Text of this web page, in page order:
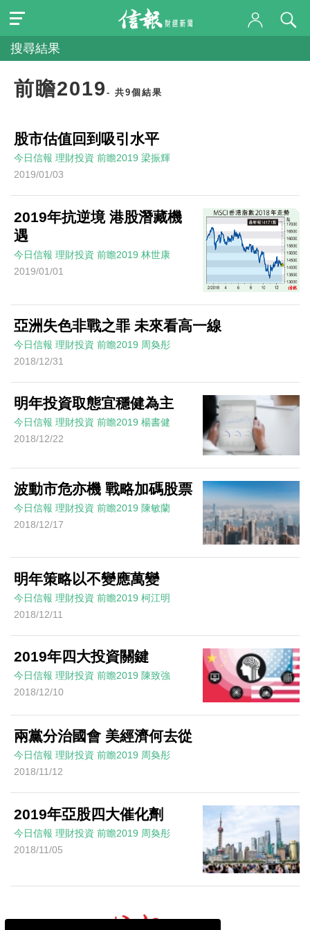
搜尋結果
前瞻2019 - 共9個結果
股市估值回到吸引水平
今日信報 理財投資 前瞻2019 梁振輝
2019/01/03
2019年抗逆境 港股潛藏機
遇
今日信報 理財投資 前瞻2019 林世康
2019/01/01
亞洲失色非戰之罪 未來看高一線
今日信報 理財投資 前瞻2019 周奐彤
2018/12/31
明年投資取態宜穩健為主
今日信報 理財投資 前瞻2019 楊書健
2018/12/22
波動市危亦機 戰略加碼股票
今日信報 理財投資 前瞻2019 陳敏蘭
2018/12/17
明年策略以不變應萬變
今日信報 理財投資 前瞻2019 柯江明
2018/12/11
2019年四大投資關鍵
今日信報 理財投資 前瞻2019 陳致強
2018/12/10
兩黨分治國會 美經濟何去從
今日信報 理財投資 前瞻2019 周奐彤
2018/11/12
2019年亞股四大催化劑
今日信報 理財投資 前瞻2019 周奐彤
2018/11/05